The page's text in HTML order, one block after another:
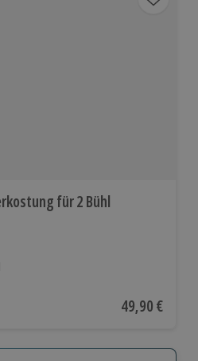
für 2 Bühl
Aktueller
49,90 €